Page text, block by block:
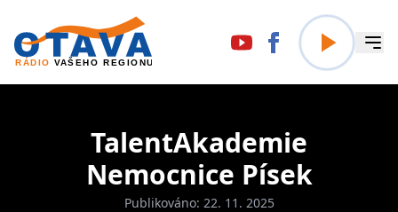
TalentAkademie
Nemocnice Písek
Publikováno: 22. 11. 2025